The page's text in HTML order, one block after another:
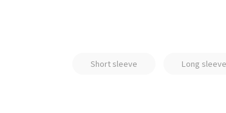
Short sleeve Long sleeve